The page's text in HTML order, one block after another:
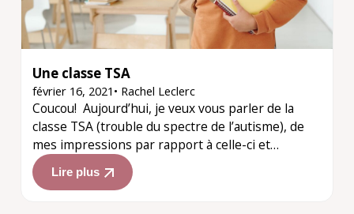
Une classe TSA
février 16, 2021 • Rachel Leclerc
Coucou! Aujourd’hui, je veux vous parler de la
classe TSA (trouble du spectre de l’autisme), de
mes impressions par rapport à celle-ci et…
Lire plus